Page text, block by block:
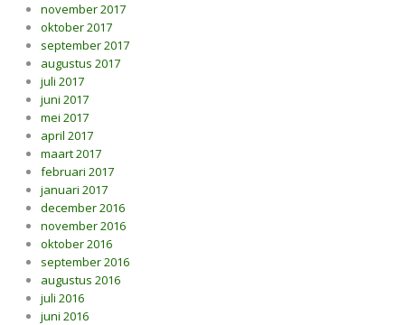
november 2017
oktober 2017
september 2017
augustus 2017
juli 2017
juni 2017
mei 2017
april 2017
maart 2017
februari 2017
januari 2017
december 2016
november 2016
oktober 2016
september 2016
augustus 2016
juli 2016
juni 2016